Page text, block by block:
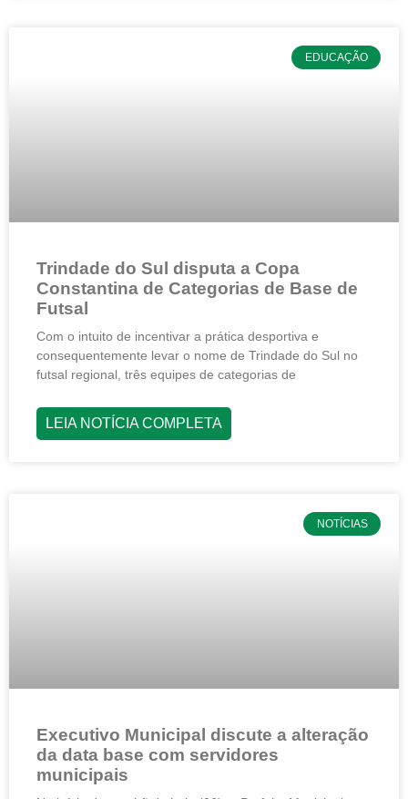
EDUCAÇÃO
Trindade do Sul disputa a Copa
Constantina de Categorias de Base de
Futsal
Com o intuito de incentivar a prática desportiva e
consequentemente levar o nome de Trindade do Sul no
futsal regional, três equipes de categorias de
LEIA NOTÍCIA COMPLETA
NOTÍCIAS
Executivo Municipal discute a alteração
da data base com servidores
municipais